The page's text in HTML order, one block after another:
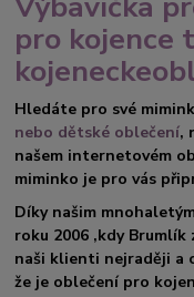
pro kojence
Hledáte pro své
nebo dětské oblečení,
našem internetovém
miminko je pro vás
Díky našim
roku 2006 ,kdy
naši klienti nejraději a
že je oblečení pro